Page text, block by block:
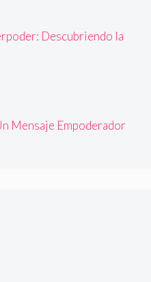
Descubriendo la
Mensaje Empoderador